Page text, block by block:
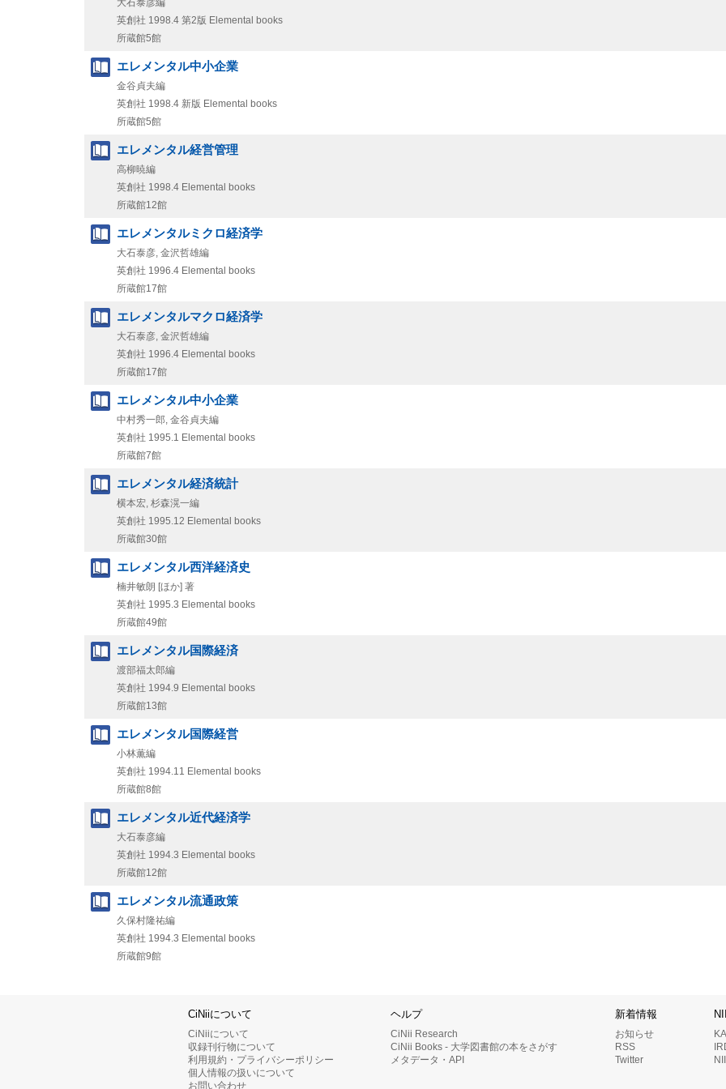
英創社 1998.4 第2版 Elemental books
所蔵館5館
エレメンタル中小企業
金谷貞夫編
英創社 1998.4 新版 Elemental books
所蔵館5館
エレメンタル経営管理
高柳暁編
英創社 1998.4 Elemental books
所蔵館12館
エレメンタルミクロ経済学
大石泰彦, 金沢哲雄編
英創社 1996.4 Elemental books
所蔵館17館
エレメンタルマクロ経済学
大石泰彦, 金沢哲雄編
英創社 1996.4 Elemental books
所蔵館17館
エレメンタル中小企業
中村秀一郎, 金谷貞夫編
英創社 1995.1 Elemental books
所蔵館7館
エレメンタル経済統計
横本宏, 杉森滉一編
英創社 1995.12 Elemental books
所蔵館30館
エレメンタル西洋経済史
楠井敏朗 [ほか] 著
英創社 1995.3 Elemental books
所蔵館49館
エレメンタル国際経済
渡部福太郎編
英創社 1994.9 Elemental books
所蔵館13館
エレメンタル国際経営
小林薫編
英創社 1994.11 Elemental books
所蔵館8館
エレメンタル近代経済学
大石泰彦編
英創社 1994.3 Elemental books
所蔵館12館
エレメンタル流通政策
久保村隆祐編
英創社 1994.3 Elemental books
所蔵館9館
CiNiiについて
CiNiiについて
収録刊行物について
利用規約・プライバシーポリシー
個人情報の扱いについて
お問い合わせ
ヘルプ
CiNii Research
CiNii Books - 大学図書館の本をさがす
メタデータ・API
新着情報
お知らせ
RSS
Twitter